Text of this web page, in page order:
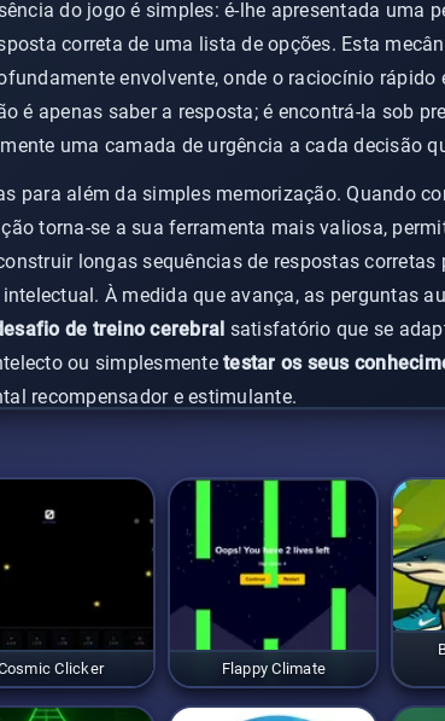
do jogo é simples: é-lhe apresentada uma
correta de uma lista de opções. Esta
envolvente, onde o raciocínio rápido
é apenas saber a resposta; é encontrá-la sob
uma camada de urgência a cada decisão
para além da simples memorização. Quando
torna-se a sua ferramenta mais valiosa,
longas sequências de respostas corretas
À medida que avança, as perguntas
de treino cerebral satisfatório que se
ou simplesmente testar os seus
recompensador e estimulante.
Clicker Flappy Climate